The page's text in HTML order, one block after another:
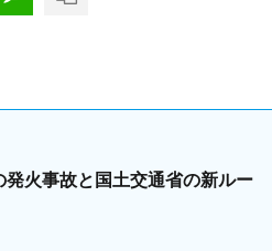
発火事故と国土交通省の新ルー